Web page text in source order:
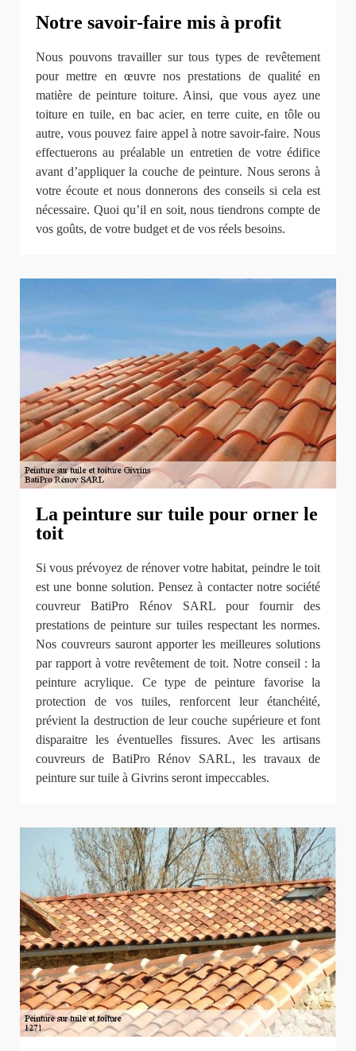
Notre savoir-faire mis à profit
Nous pouvons travailler sur tous types de revêtement
pour mettre en œuvre nos prestations de qualité en
matière de peinture toiture. Ainsi, que vous ayez une
toiture en tuile, en bac acier, en terre cuite, en tôle ou
autre, vous pouvez faire appel à notre savoir-faire. Nous
effectuerons au préalable un entretien de votre édifice
avant d’appliquer la couche de peinture. Nous serons à
votre écoute et nous donnerons des conseils si cela est
nécessaire. Quoi qu’il en soit, nous tiendrons compte de
vos goûts, de votre budget et de vos réels besoins.
La peinture sur tuile pour orner le
toit
Si vous prévoyez de rénover votre habitat, peindre le toit
est une bonne solution. Pensez à contacter notre société
couvreur BatiPro Rénov SARL pour fournir des
prestations de peinture sur tuiles respectant les normes.
Nos couvreurs sauront apporter les meilleures solutions
par rapport à votre revêtement de toit. Notre conseil : la
peinture acrylique. Ce type de peinture favorise la
protection de vos tuiles, renforcent leur étanchéité,
prévient la destruction de leur couche supérieure et font
disparaitre les éventuelles fissures. Avec les artisans
couvreurs de BatiPro Rénov SARL, les travaux de
peinture sur tuile à Givrins seront impeccables.